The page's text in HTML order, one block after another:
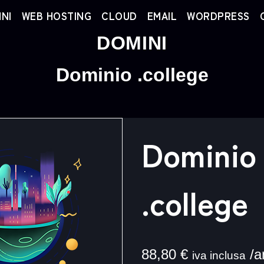
WEB HOSTING CLOUD EMAIL WORDPRESS
DOMINI
Dominio .college
Dominio
.college
88,80 € iva inclusa /